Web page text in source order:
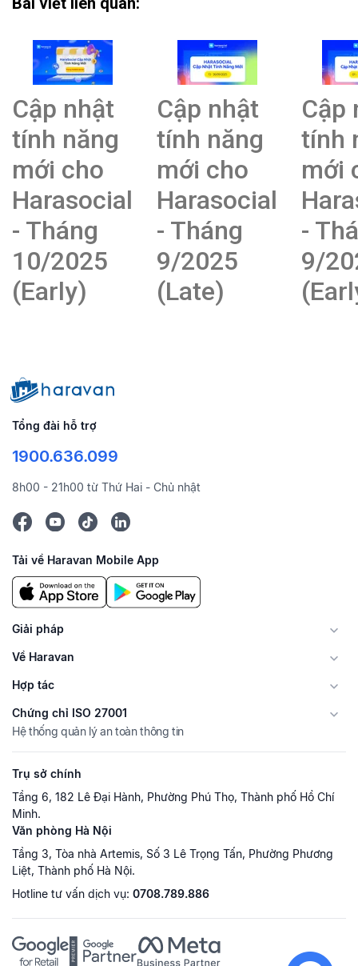
Cập nhật
tính năng
mới cho
Harasocial
- Tháng
10/2025
(Early)
Cập nhật
tính năng
mới cho
Harasocial
- Tháng
9/2025
(Late)
Cập
tính
mới
-
9/
Tổng đài hỗ trợ
1900.636.099
8h00 - 21h00 từ Thứ Hai - Chủ nhật
Tải về Haravan Mobile App
Giải pháp
Về Haravan
Hợp tác
Chứng chỉ ISO 27001
Hệ thống quản lý an toàn thông tin
Trụ sở chính
Tầng 6, 182 Lê Đại Hành, Phường Phú Thọ, Thành phố Hồ Chí
Minh.
Văn phòng Hà Nội
Tầng 3, Tòa nhà Artemis, Số 3 Lê Trọng Tấn, Phường Phương
Liệt, Thành phố Hà Nội.
Hotline tư vấn dịch vụ: 0708.789.886